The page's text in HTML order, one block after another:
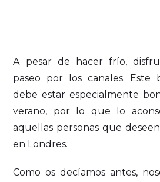
A pesar de hacer frío,
paseo por los canales. Este
debe estar especialmente
verano, por lo que lo
aquellas personas que
en Londres.
Como os decíamos antes,